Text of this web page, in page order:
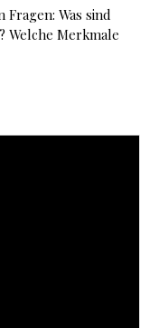
Was sind
Welche Merkmale